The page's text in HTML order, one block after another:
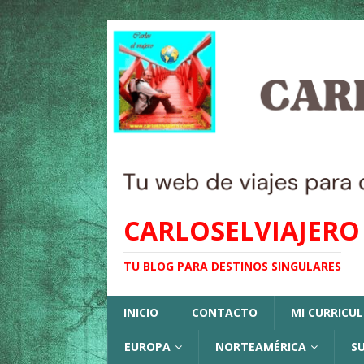
CARLOSELVIAJERO
TU BLOG PARA DESTINOS SINGULARES
INICIO CONTACTO MI
EUROPA NORTEAMÉRICA